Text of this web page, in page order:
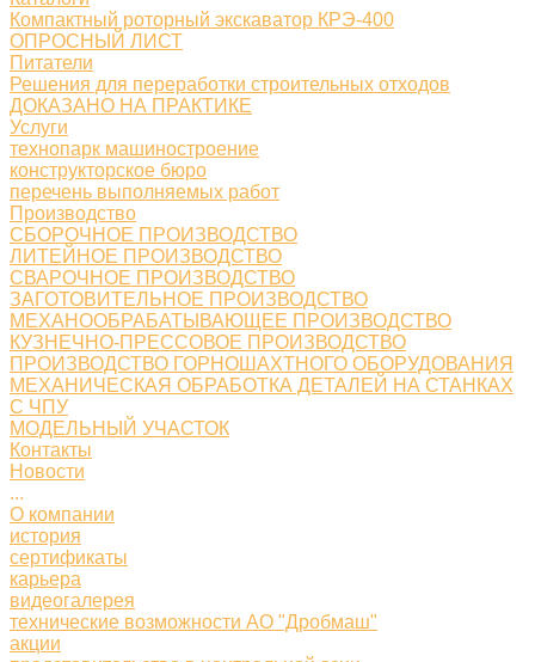
Компактный роторный экскаватор КРЭ-400
ОПРОСНЫЙ ЛИСТ
Питатели
Решения для переработки строительных отходов
ДОКАЗАНО НА ПРАКТИКЕ
Услуги
технопарк машиностроение
конструкторское бюро
перечень выполняемых работ
Производство
СБОРОЧНОЕ ПРОИЗВОДСТВО
ЛИТЕЙНОЕ ПРОИЗВОДСТВО
СВАРОЧНОЕ ПРОИЗВОДСТВО
ЗАГОТОВИТЕЛЬНОЕ ПРОИЗВОДСТВО
МЕХАНООБРАБАТЫВАЮЩЕЕ ПРОИЗВОДСТВО
КУЗНЕЧНО-ПРЕССОВОЕ ПРОИЗВОДСТВО
ПРОИЗВОДСТВО ГОРНОШАХТНОГО ОБОРУДОВАНИЯ
МЕХАНИЧЕСКАЯ ОБРАБОТКА ДЕТАЛЕЙ НА СТАНКАХ
С ЧПУ
МОДЕЛЬНЫЙ УЧАСТОК
Контакты
Новости
...
О компании
история
сертификаты
карьера
видеогалерея
технические возможности АО "Дробмаш"
акции